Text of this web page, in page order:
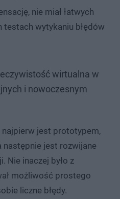
nie miał łatwych
wytykaniu błędów
wirtualna w
i nowoczesnym
najpierw jest prototypem,
następnie jest rozwijane
Nie inaczej było z
możliwość prostego
liczne błędy.